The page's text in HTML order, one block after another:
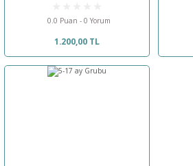
0.0 Puan - 0 Yorum
1.200,00 TL